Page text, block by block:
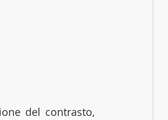
del contrasto,